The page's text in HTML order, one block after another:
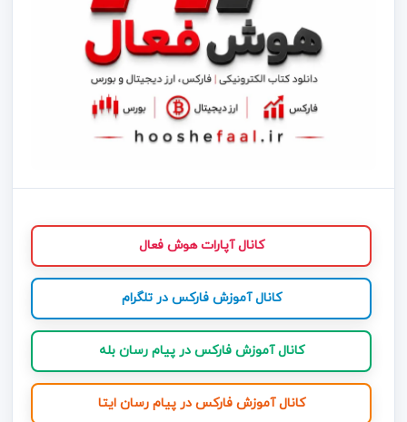
کانال آپارات هوش فعال
کانال آموزش فارکس در تلگرام
کانال آموزش فارکس در پیام رسان بله
کانال آموزش فارکس در پیام رسان ایتا